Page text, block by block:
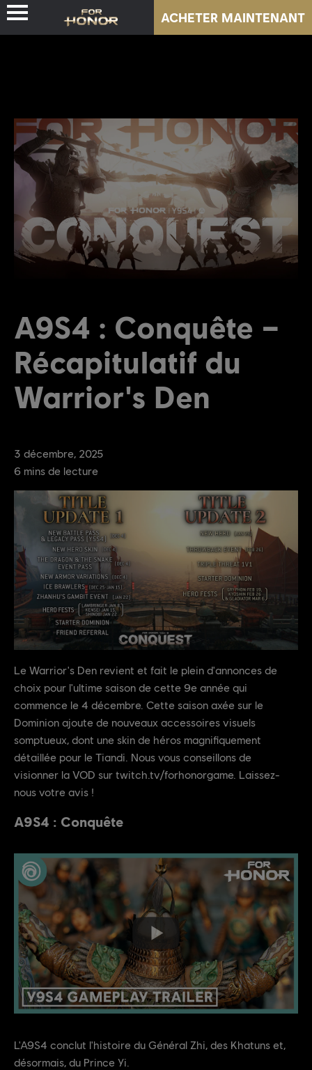
PASS
NOUVELLE SAISON
RESSOURCES
ACHETER MAINTENANT
3 décembre 2025
6 mins de lecture
A9S4 : Conquête –
Récapitulatif du
Warrior's Den
Le Warrior's Den revient et fait le plein d'annonces de
choix pour l'ultime saison de cette 9e année qui
commence le 4 décembre. Cette saison axée sur le
Dominion ajoute de nouveaux accessoires visuels
somptueux, dont une skin de héros magnifiquement
détaillée pour le Tiandi. Nous vous conseillons de
visionner la VOD sur twitch.tv/forhonorgame. Laissez-
nous votre avis !
A9S4 : Conquête
L'A9S4 conclut l'histoire du Général Zhi, des Khatuns et,
désormais, du Prince Yi.